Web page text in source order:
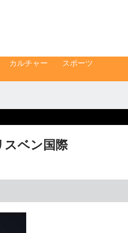
カルチャー
スポーツ
スベン国際